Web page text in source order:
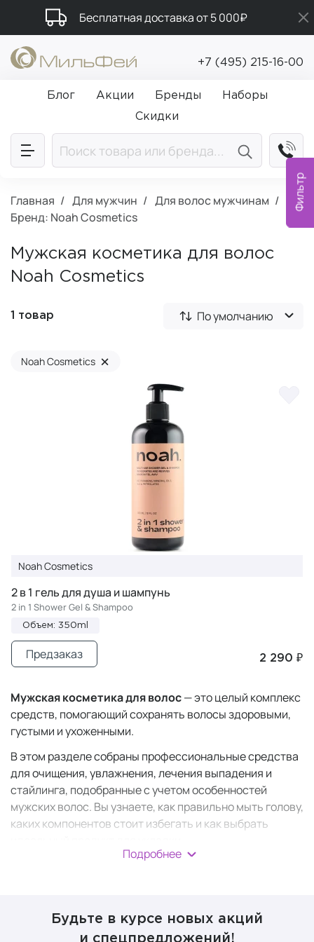
Фильтр
Бесплатная доставка от 5 000₽
Промокод ПРИВЕТ
Подарки в каждый заказ от 5 000₽
+7 (495) 215-16-00
Блог Акции Бренды
Наборы
Скидки
Главная Для мужчин
Для волос мужчинам
Бренд: Noah Cosmetics
Мужская косметика для волос
Noah Cosmetics
1 товар По умолчанию
Noah Cosmetics ×
Noah Cosmetics
2 в 1 гель для душа и шампунь
2 in 1 Shower Gel & Shampoo
Объем: 350ml
2 290 ₽
Предзаказ
Мужская косметика для волос— это целый комплекс
средств, помогающий сохранять волосы здоровыми,
густыми и ухоженными.
В этом разделе собраны профессиональные средства
для очищения, увлажнения, лечения выпадения и
стайлинга, подобранные с учетом особенностей
мужских волос. Вы узнаете, как правильно мыть голову,
каких компонентов стоит избегать и как выбрать
косметика для волос
Подробнее
Будьте в курсе новых акций
и спецпредложений!